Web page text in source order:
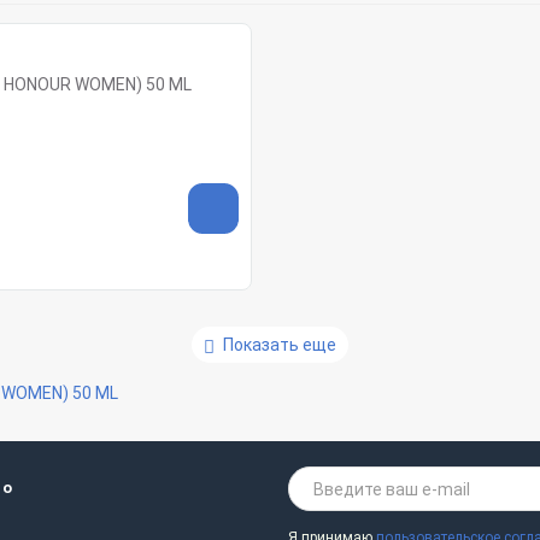
WOMEN) 50 ML
Показать еще
50 ML